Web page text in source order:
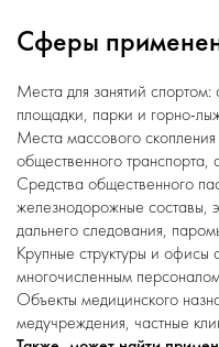
Сферы
Места для занятий
площадки, парки и горно-
Места массового
общественного транспорта,
Средства общественного
железнодорожные составы,
дальнего следования,
Крупные структуры и офисы
многочисленным
Объекты медицинского
медучреждения, частные